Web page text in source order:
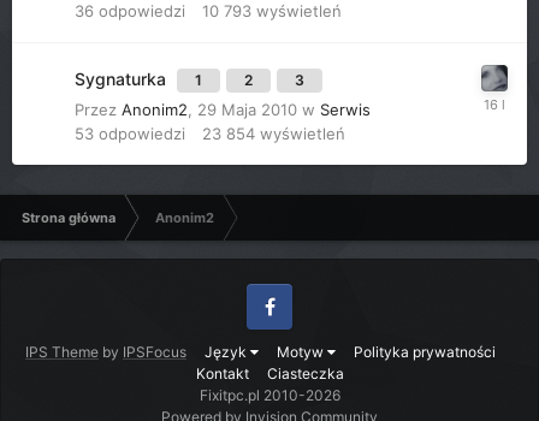
36 odpowiedzi 10 793 wyświetleń
Sygnaturka 1 2 3
Przez Anonim2 29 Maja 2010 w Serwis
53 odpowiedzi 23 854 wyświetleń
Strona główna Anonim2
IPS Theme by IPSFocus Język Motyw
Polityka prywatności
Kontakt
Ciasteczka
Facebook
Fixitpc.pl 2010-2026
Powered by Invision Community